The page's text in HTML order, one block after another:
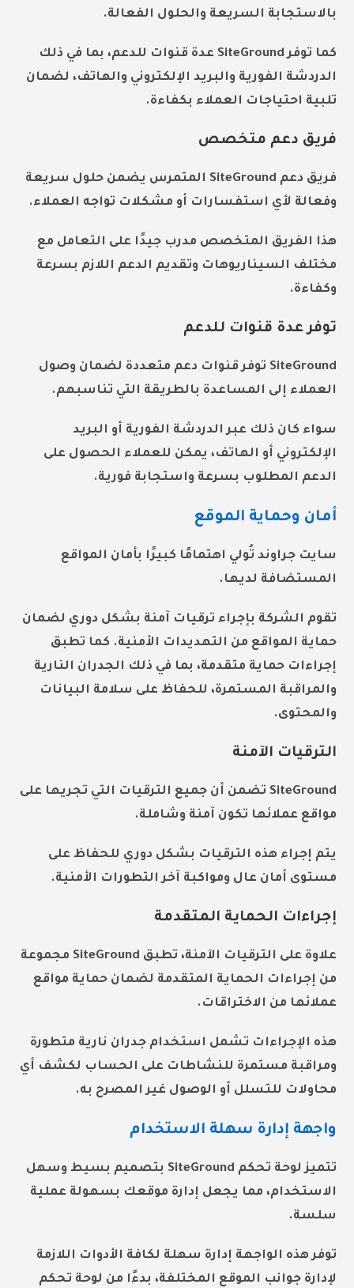
بالاستجابة السريعة والحلول الفعالة.
كما توفر SiteGround عدة قنوات للدعم، بما في ذلك
الدردشة الفورية والبريد الإلكتروني والهاتف، لضمان
تلبية احتياجات العملاء بكفاءة.
فريق دعم متخصص
فريق دعم SiteGround المتمرس يضمن حلول سريعة
وفعالة لأي استفسارات أو مشكلات تواجه العملاء.
هذا الفريق المتخصص مدرب جيدًا على التعامل مع
مختلف السيناريوهات وتقديم الدعم اللازم بسرعة
وكفاءة.
توفر عدة قنوات للدعم
SiteGround توفر قنوات دعم متعددة لضمان وصول
العملاء إلى المساعدة بالطريقة التي تناسبهم.
سواء كان ذلك عبر الدردشة الفورية أو البريد
الإلكتروني أو الهاتف، يمكن للعملاء الحصول على
الدعم المطلوب بسرعة واستجابة فورية.
أمان وحماية الموقع
سايت جراوند تُولي اهتمامًا كبيرًا بأمان المواقع
المستضافة لديها.
تقوم الشركة بإجراء ترقيات آمنة بشكل دوري لضمان
حماية المواقع من التهديدات الأمنية. كما تطبق
إجراءات حماية متقدمة، بما في ذلك الجدران النارية
والمراقبة المستمرة، للحفاظ على سلامة البيانات
والمحتوى.
الترقيات الآمنة
SiteGround تضمن أن جميع الترقيات التي تجريها على
مواقع عملائها تكون آمنة وشاملة.
يتم إجراء هذه الترقيات بشكل دوري للحفاظ على
مستوى أمان عال ومواكبة آخر التطورات الأمنية.
إجراءات الحماية المتقدمة
علاوة على الترقيات الآمنة، تطبق SiteGround مجموعة
من إجراءات الحماية المتقدمة لضمانحماية مواقع
عملائها من الاختراقات.
هذه الإجراءات تشمل استخدام جدران نارية متطورة
ومراقبة مستمرة للنشاطات على الحساب لكشف أي
محاولات للتسلل أو الوصول غير المصرح به.
واجهة إدارة سهلة الاستخدام
تتميز لوحة تحكم SiteGround بتصميم بسيط وسهل
الاستخدام، مما يجعل إدارة موقعك بسهولة عملية
سلسة.
توفر هذه الواجهة إدارة سهلة لكافة الأدوات اللازمة
لإدارة جوانب الموقع المختلفة، بدءًا من لوحة تحكم